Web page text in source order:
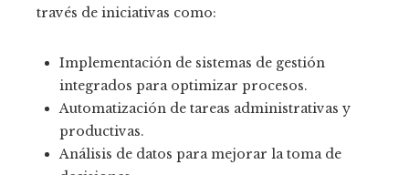
través de iniciativas como:
Implementación de sistemas de gestión
integrados para optimizar procesos.
Automatización de tareas administrativas y
productivas.
Análisis de datos para mejorar la toma de